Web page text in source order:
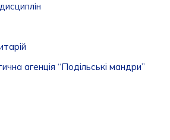
агенція “Подільські мандри”